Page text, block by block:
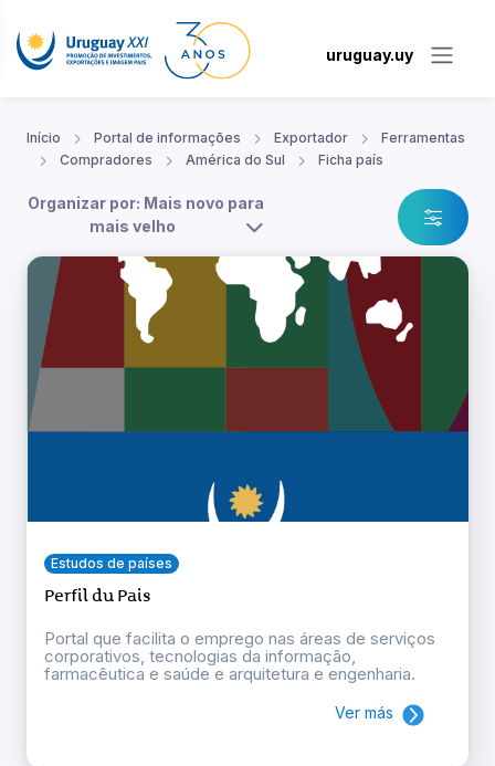
uruguay.uy
Início Portal de informações Exportador
Ferramentas
Compradores
América do Sul Ficha país
Organizar por: Mais novo para
mais velho
Estudos de países
Perfil du Pais
Portal que facilita o emprego nas áreas de serviços
corporativos, tecnologias da informação,
farmacêutica e saúde e arquitetura e engenharia.
Ver más